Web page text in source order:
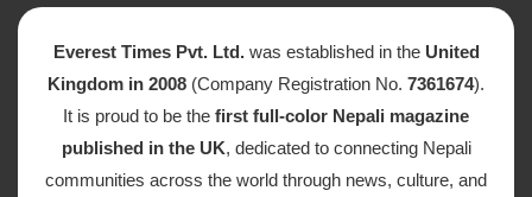
Everest Times Pvt. Ltd. was established in the United
Kingdom in 2008 (Company Registration No. 7361674).
It is proud to be the first full-color Nepali magazine
published in the UK, dedicated to connecting Nepali
communities across the world through news, culture, and